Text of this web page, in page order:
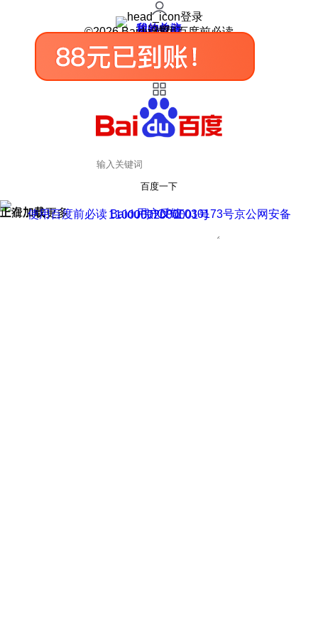
登录
我的关注
我的收藏
皮肤中心
用户反馈
设置
©2026 Baidu 使用百度前必读
百度一下
正在加载
上滑加载更多 用户反馈
使用百度前必读 Baidu 京ICP证030173号
京公网安备11000002000001号